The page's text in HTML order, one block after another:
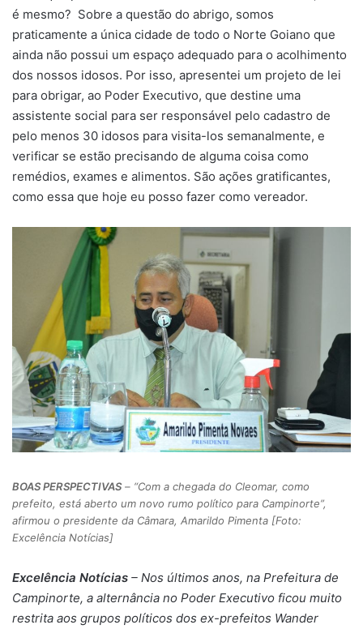
é mesmo? Sobre a questão do abrigo, somos
praticamente a única cidade de todo o Norte Goiano que
ainda não possui um espaço adequado para o acolhimento
dos nossos idosos. Por isso, apresentei um projeto de lei
para obrigar, ao Poder Executivo, que destine uma
assistente social para ser responsável pelo cadastro de
pelo menos 30 idosos para visita-los semanalmente, e
verificar se estão precisando de alguma coisa como
remédios, exames e alimentos. São ações gratificantes,
como essa que hoje eu posso fazer como vereador.
BOAS PERSPECTIVAS– “Com a chegada do Cleomar, como
prefeito, está aberto um novo rumo político para Campinorte”,
afirmou o presidente da Câmara, Amarildo Pimenta [Foto:
Excelência Notícias]
Excelência Notícias – Nos últimos anos, na Prefeitura de
Campinorte, a alternância no Poder Executivo ficou muito
restrita aos grupos políticos dos ex-prefeitos Wander